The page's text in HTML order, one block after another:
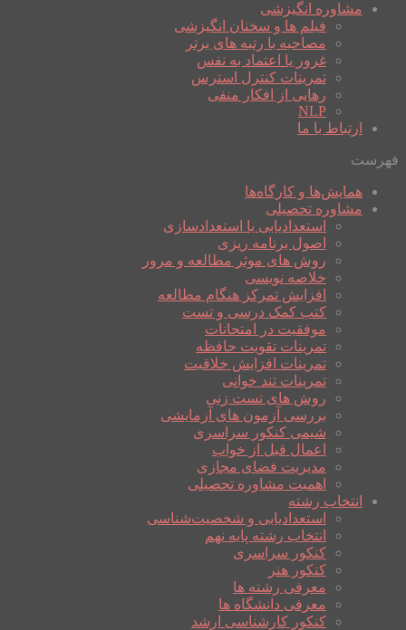
مشاوره انگیزشی
فیلم ها و سخنان انگیزشی
مصاحبه با رتبه های برتر
غرور یا اعتماد به نفس
تمرینات کنترل استرس
رهایی از افکار منفی
NLP
ارتباط با ما
فهرست
همایش‌ها و کارگاه‌ها
مشاوره تحصیلی
استعدادیابی یا استعدادسازی
اصول برنامه ریزی
روش های موثر مطالعه و مرور
خلاصه نویسی
افزایش تمرکز هنگام مطالعه
کتب کمک درسی و تست
موفقیت در امتحانات
تمرینات تقویت حافظه
تمرینات افزایش خلاقیت
تمرینات تند خوانی
روش های تست زنی
بررسی آزمون های آزمایشی
شیمی کنکور سراسری
اعمال قبل از خواب
مدیریت فضای مجازی
اهمیت مشاوره تحصیلی
انتخاب رشته
استعدادیابی و شخصیت‌شناسی
انتخاب رشته پایه نهم
کنکور سراسری
کنکور هنر
معرفی رشته ها
معرفی دانشگاه ها
کنکور کارشناسی ارشد